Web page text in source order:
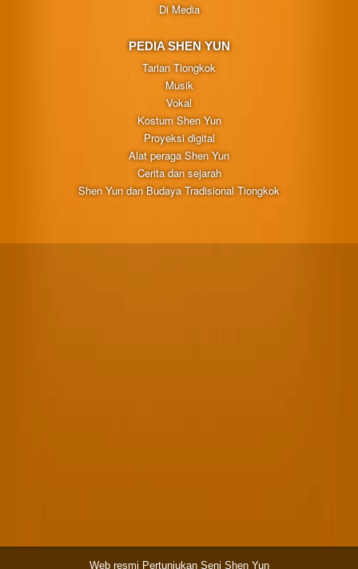
Di Media
PEDIA SHEN YUN
Tarian Tiongkok
Musik
Vokal
Kostum Shen Yun
Proyeksi digital
Alat peraga Shen Yun
Cerita dan sejarah
Shen Yun dan Budaya Tradisional Tiongkok
Web resmi Pertunjukan Seni Shen Yun